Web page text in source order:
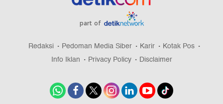
part of
Redaksi Pedoman Media Siber Karir
Kotak Pos
Info Iklan
Privacy Policy Disclaimer